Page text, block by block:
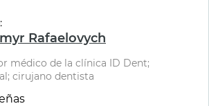
Rafaelovych
médico de la clínica ID Dent;
cirujano dentista